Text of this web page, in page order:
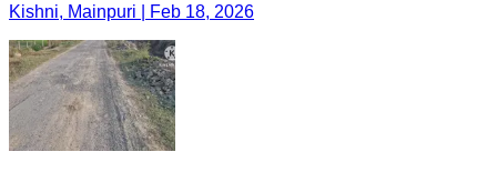
Kishni, Mainpuri | Feb 18, 2026